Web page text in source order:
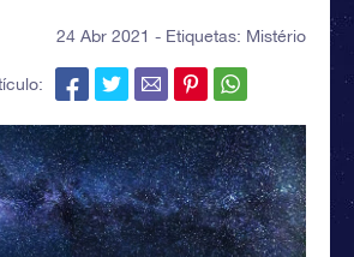
24 Abr 2021 - Etiquetas: Mistério